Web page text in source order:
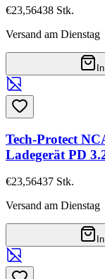
€23,56438 Stk.
Versand am Dienstag
Tech-Protect
Ladegerät PD
€23,56437 Stk.
Versand am Dienstag